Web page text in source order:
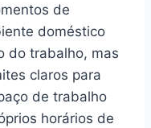
de
doméstico
do trabalho, mas
claros para
de trabalho
horários de